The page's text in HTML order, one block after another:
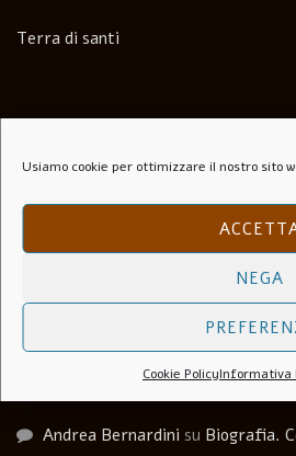
Usiamo cookie per ottimizzare il nostro sito
NEGA
Cookie PolicyInformativa
Terra di santi
Paolo SperanzasuIl Folle Di
SalvatoresuSoli Per Le Strade
Carlo agostisuI Lupi Attaccano
Luca MarterasuAnchise Brizzi
Andrea Bernardini su Biografia.